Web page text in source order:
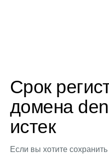
Срок
домена
истек
Если вы хотите